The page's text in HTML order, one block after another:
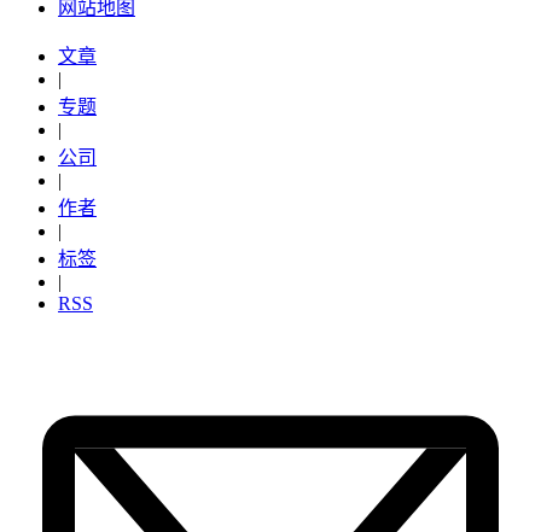
网站地图
文章
|
专题
|
公司
|
作者
|
标签
|
RSS